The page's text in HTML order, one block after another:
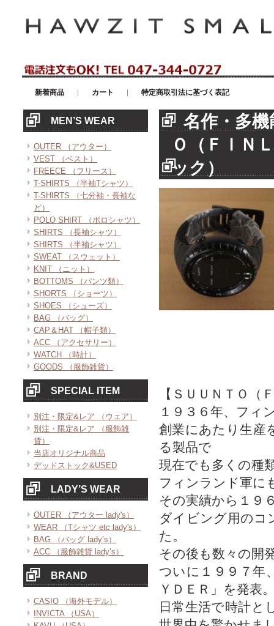
新着商品 カート 特定商取引法に基づく表記
MEN’S WEAR
OUTER （アウター）
VEST （ベスト）
FREECE （フリース）
T-SHIRTS （半袖Tシャツ）
T-SHIRTS （七分袖・長袖な
ど）
POLO SHIRT （ポロシャツ）
SHIRTS （長袖シャツ）
SHIRTS （半袖シャツ）
SWEAT （スウェット）
KNIT （ニット）
BOTTOMS （パンツ類）
SHORTS （ショーツ）
SHOES （シューズ）
BAG （バッグ）
CAP＆HAT （帽子類）
ACC （アクセサリー）
WATCH （時計）
GOODS （服飾雑貨）
SPECIAL ITEM
別注・限定&レア （ウェア）
別注・限定&レア （服飾雑
貨）
当店オリジナル商品
デッドストック&USED
LADY’S WEAR
OUTER （アウター lady's）
WEAR （Tシャツ etc lady's）
BAG （バッグ lady’s）
ACC （服飾雑貨 lady’s）
BRAND
CASIO （海外モデル）
INVICTA （USA）
名作・多
Ｏ（ＦＩＮ
ック）
【ＳＵＵＮＴＯ（
１９３６年、フィ
創業にあたり生産
る製品で
現在でも多くの種
フィンランド軍に
その実績から１９
ダイビング用のコ
た。
その後も数々の開
ついに１９９７年
ＹＤＥＲ」を発表
日常生活で時計と